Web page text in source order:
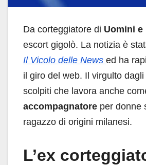
Da corteggiatore di Uomini e
escort gigolò. La notizia è
Il Vicolo delle News ed ha
il giro del web. Il virgulto
scolpiti che lavora anche
accompagnatore per donne
ragazzo di origini milanesi.
L’ex